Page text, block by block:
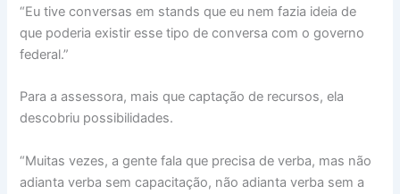
“Eu tive conversas em stands que eu nem fazia ideia de
que poderia existir esse tipo de conversa com o governo
federal.”
Para a assessora, mais que captação de recursos, ela
descobriu possibilidades.
“Muitas vezes, a gente fala que precisa de verba, mas não
adianta verba sem capacitação, não adianta verba sem a